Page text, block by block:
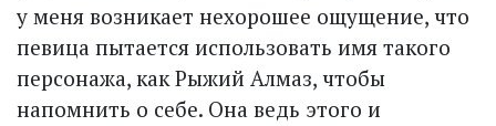
у меня возникает нехорошее ощущение, что
певица пытается использовать имя такого
персонажа, как Рыжий Алмаз, чтобы
напомнить о себе. Она ведь этого и